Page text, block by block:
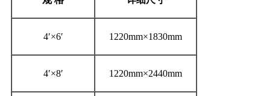
4′×6′ 1220mm×1830mm
4′×8′ 1220mm×2440mm